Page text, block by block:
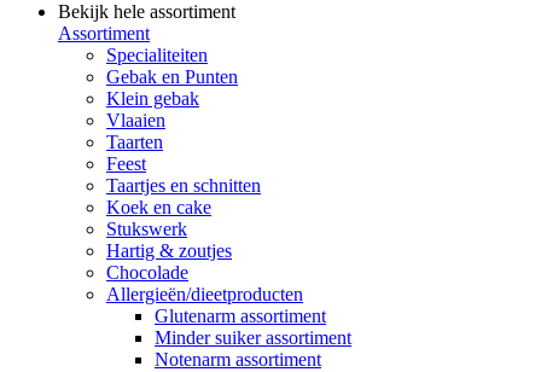
Bekijk hele assortiment
Assortiment
Specialiteiten
Gebak en Punten
Klein gebak
Vlaaien
Taarten
Feest
Taartjes en schnitten
Koek en cake
Stukswerk
Hartig & zoutjes
Chocolade
Allergieën/dieetproducten
Glutenarm assortiment
Minder suiker assortiment
Notenarm assortiment